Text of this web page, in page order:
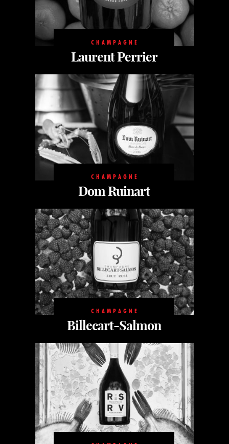
CHAMPAGNE
Laurent Perrier
CHAMPAGNE
Dom Ruinart
CHAMPAGNE
Billecart-Salmon